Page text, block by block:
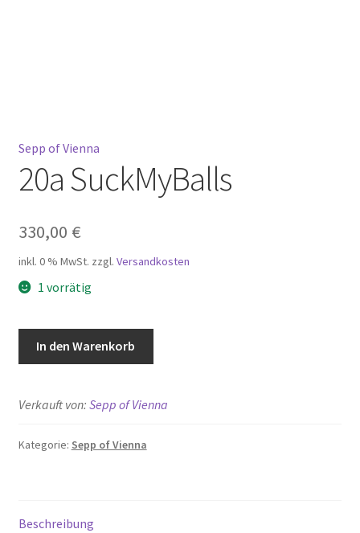
Sepp of Vienna
20a SuckMyBalls
330,00 €
inkl. 0 % MwSt. zzgl. Versandkosten
1 vorrätig
In den Warenkorb
Verkauft von: Sepp of Vienna
Kategorie: Sepp of Vienna
Beschreibung